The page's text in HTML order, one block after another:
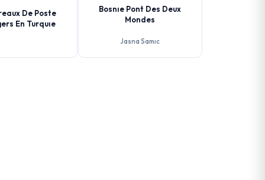
De Poste
En Turquıe
Bosnıe Pont Des Deux
Mondes
Jasna Samıc